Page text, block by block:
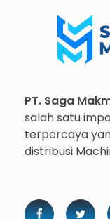
PT. Saga
salah satu
terpercaya
distribusi